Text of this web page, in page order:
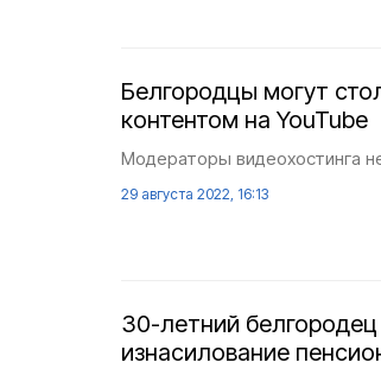
Белгородцы могут
контентом на YouTube
Модераторы видеохостинга
29 августа 2022, 16:13
30-летний
изнасилование